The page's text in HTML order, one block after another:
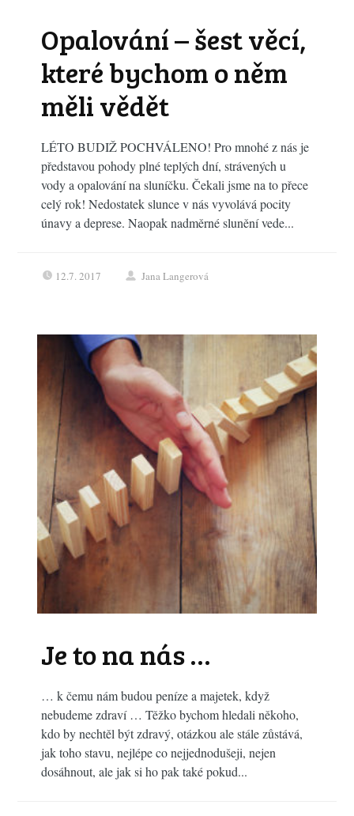
Opalování – šest věcí,
které bychom o něm
měli vědět
LÉTO BUDIŽ POCHVÁLENO! Pro mnohé z nás je
představou pohody plné teplých dní, strávených u
vody a opalování na sluníčku. Čekali jsme na to přece
celý rok! Nedostatek slunce v nás vyvolává pocity
únavy a deprese. Naopak nadměrné slunění vede...
12.7. 2017 Jana Langerová
Je to na nás …
… k čemu nám budou peníze a majetek, když
nebudeme zdraví … Těžko bychom hledali někoho,
kdo by nechtěl být zdravý, otázkou ale stále zůstává,
jak toho stavu, nejlépe co nejjednodušeji, nejen
dosáhnout, ale jak si ho pak také pokud...